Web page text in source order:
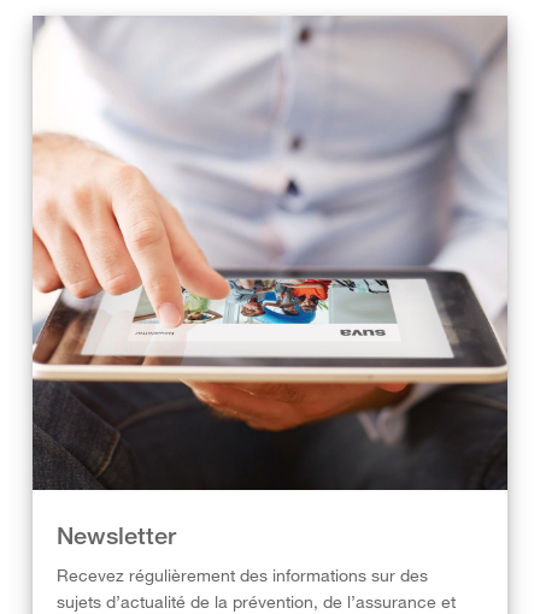
Newsletter
Recevez régulièrement des informations sur des
sujets d’actualité de la prévention, de l’assurance et